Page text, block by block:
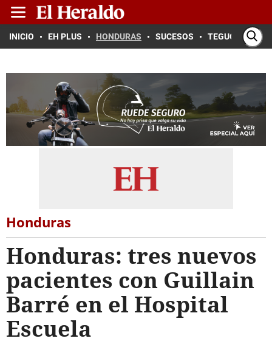
INICIO EH PLUS HONDURAS SUCESOS TEGUCIGALPA
Honduras
Honduras: tres nuevos
pacientes con Guillain
Barré en el Hospital
Escuela